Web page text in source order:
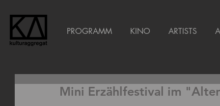
PROGRAMM KINO ARTISTS
Mini Erzählfestival im